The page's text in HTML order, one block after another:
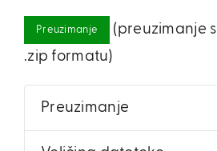
Preuzimanje
(preuzimanje
.zip formatu)
Preuzimanje